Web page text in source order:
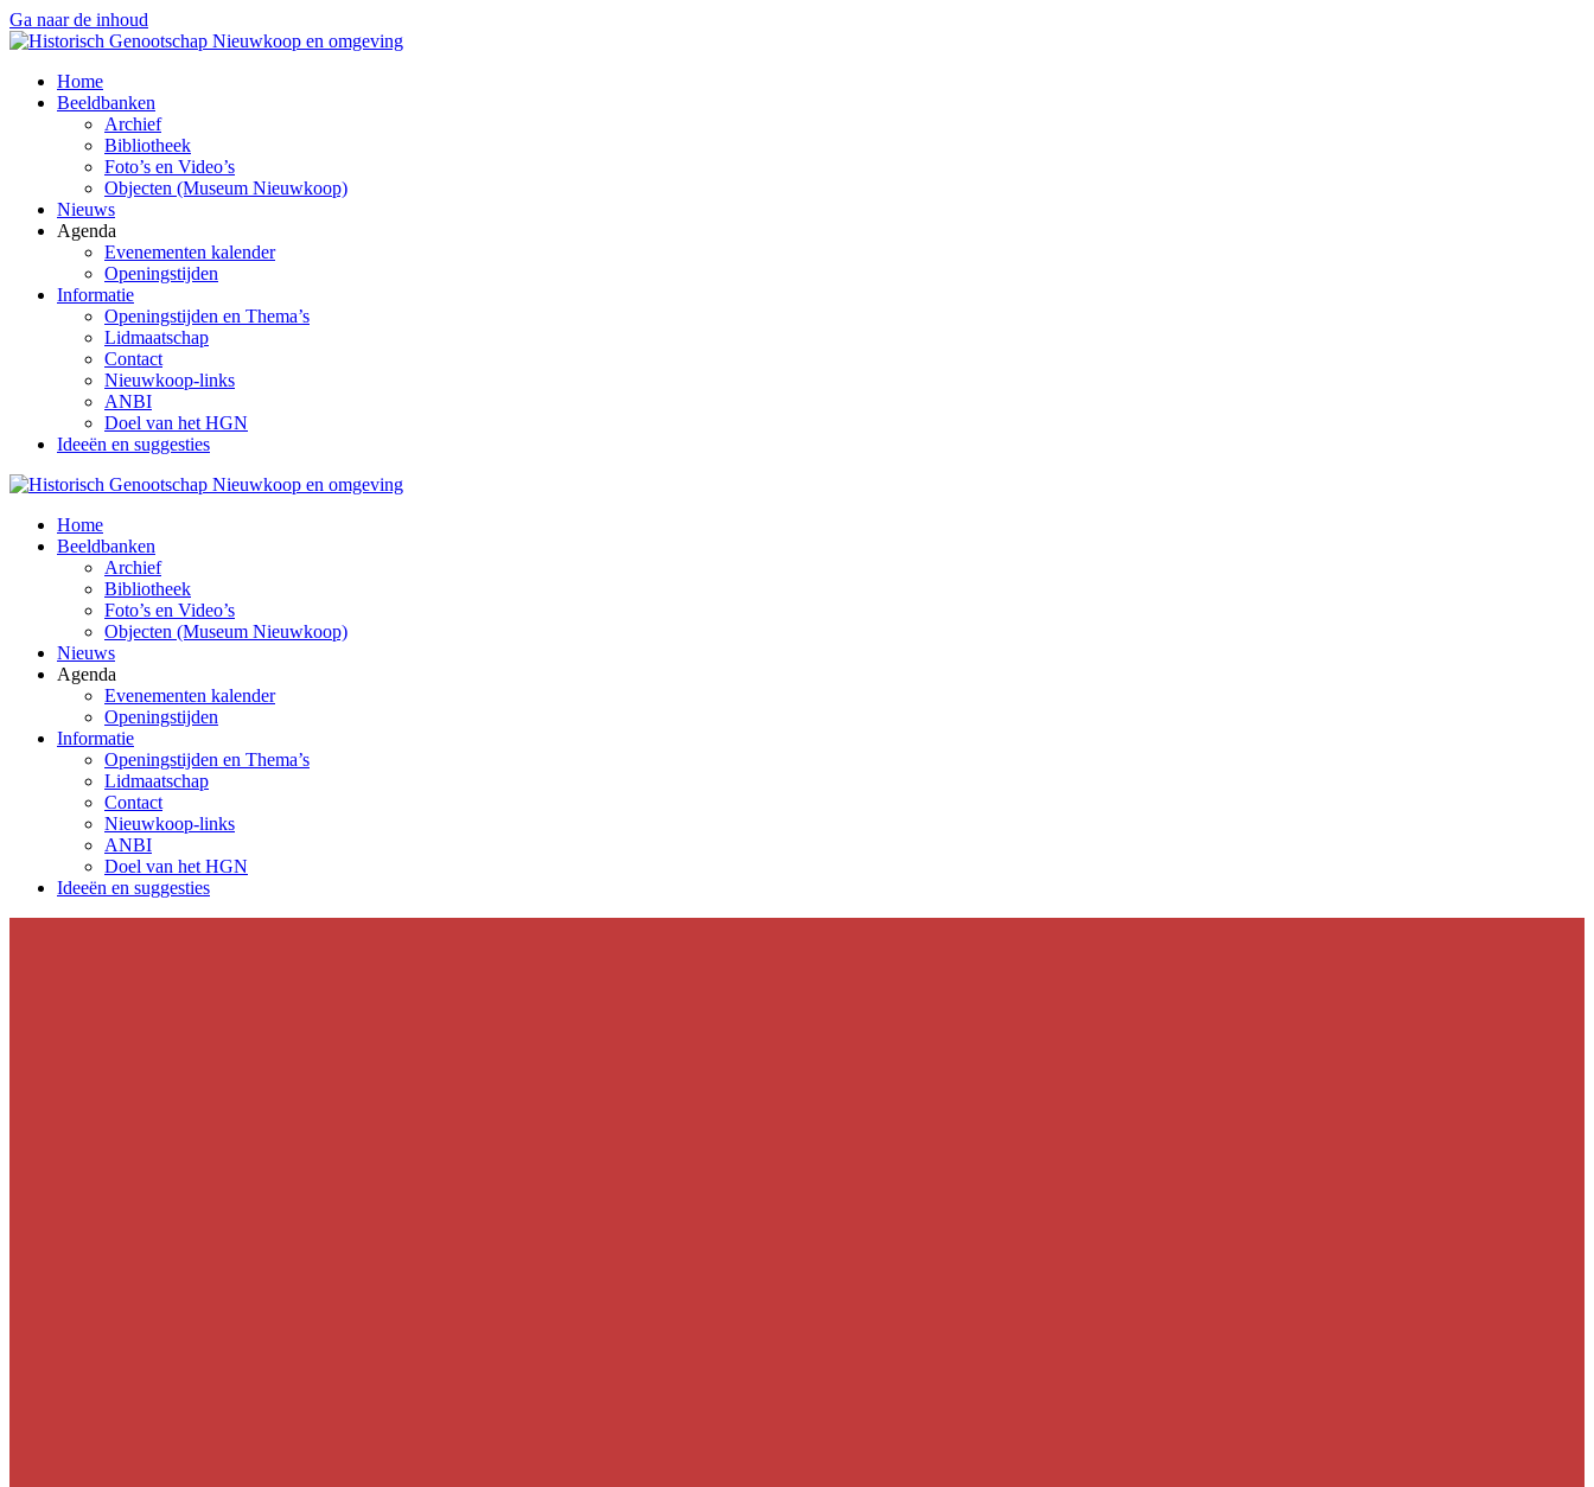
Ga naar de inhoud
Home
Beeldbanken
Archief
Bibliotheek
Foto’s en Video’s
Objecten (Museum Nieuwkoop)
Nieuws
Agenda
Evenementen kalender
Openingstijden
Informatie
Openingstijden en Thema’s
Lidmaatschap
Contact
Nieuwkoop-links
ANBI
Doel van het HGN
Ideeën en suggesties
Home
Beeldbanken
Archief
Bibliotheek
Foto’s en Video’s
Objecten (Museum Nieuwkoop)
Nieuws
Agenda
Evenementen kalender
Openingstijden
Informatie
Openingstijden en Thema’s
Lidmaatschap
Contact
Nieuwkoop-links
ANBI
Doel van het HGN
Ideeën en suggesties